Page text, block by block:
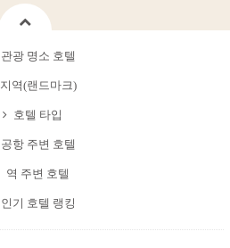
관광 명소 호텔
지역(랜드마크)
호텔 타입
공항 주변 호텔
역 주변 호텔
인기 호텔 랭킹